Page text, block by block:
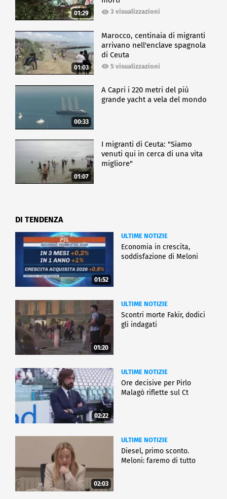
01:29 3 visualizzazioni
01:03
Marocco, centinaia di migranti
arrivano nell'enclave spagnola
di Ceuta
5 visualizzazioni
00:33
A Capri i 220 metri del più
grande yacht a vela del mondo
01:07
I migranti di Ceuta: "Siamo
venuti qui in cerca di una vita
migliore"
DI TENDENZA
01:52
ULTIME NOTIZIE
Economia in crescita,
soddisfazione di Meloni
01:20
ULTIME NOTIZIE
Scontri morte Fakir, dodici
gli indagati
02:22
ULTIME NOTIZIE
Ore decisive per Pirlo
Malagò riflette sul Ct
02:03
ULTIME NOTIZIE
Diesel, primo sconto.
Meloni: faremo di tutto